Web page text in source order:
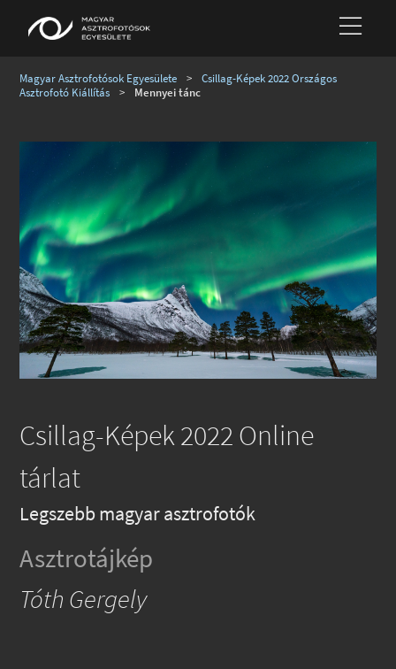
Magyar Asztrofotósok Egyesülete >
Csillag-Képek 2022 Országos
Asztrofotó Kiállítás
> Mennyei tánc
Csillag-Képek 2022 Online
tárlat
Legszebb magyar asztrofotók
Asztrotájkép
Tóth Gergely